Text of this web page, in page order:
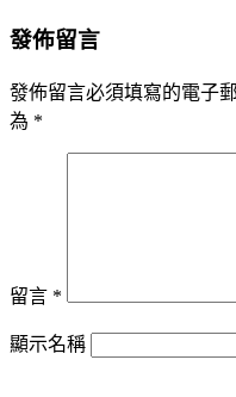
發佈留言
發佈留言必須填寫的電子
為 *
留言 *
顯示名稱